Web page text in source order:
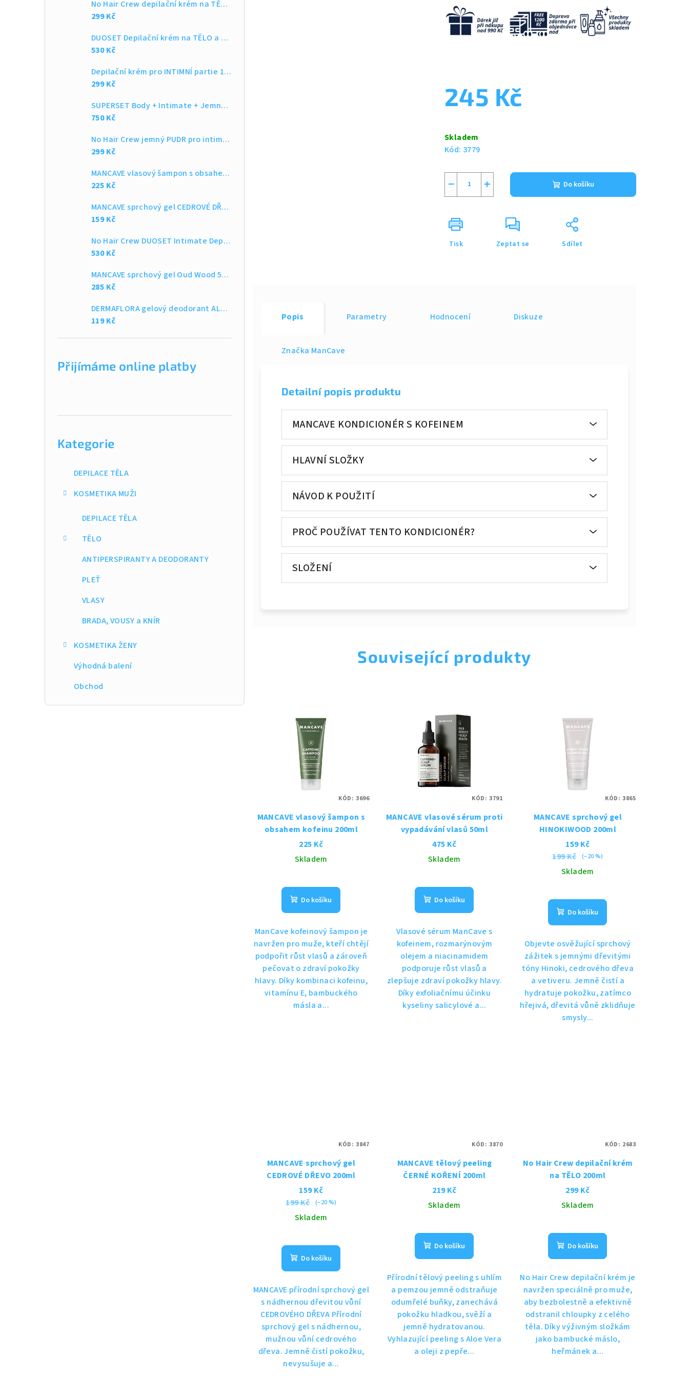
No Hair Crew depilační krém na TĚLO 200ml
299 Kč
DUOSET Depilační krém na TĚLO a Depilační krém na INTIMNÍ partie
530 Kč
Depilační krém pro INTIMNÍ partie 100 ml
299 Kč
SUPERSET Body + Intimate + Jemný Pudr
750 Kč
No Hair Crew jemný PUDR pro intimní místa 100g
299 Kč
MANCAVE vlasový šampon s obsahem kofeinu 200ml
225 Kč
MANCAVE sprchový gel CEDROVÉ DŘEVO 200ml
159 Kč
No Hair Crew DUOSET Intimate Depilační krém a Intimate tekutý pudr na tělo a intimní partie
530 Kč
MANCAVE sprchový gel Oud Wood 500ml
285 Kč
DERMAFLORA gelový deodorant ALOE VERA
119 Kč
Přijímáme online platby
Kategorie
DEPILACE TĚLA
KOSMETIKA MUŽI
DEPILACE TĚLA
TĚLO
ANTIPERSPIRANTY A DEODORANTY
PLEŤ
VLASY
BRADA, VOUSY a KNÍR
KOSMETIKA ŽENY
Výhodná balení
Obchod
245 Kč
cena:
Skladem
Kód: 3779
+
− Do košíku
Tisk Zeptat se Sdílet
Popis Parametry Hodnocení Diskuze
Značka ManCave
Detailní popis produktu
MANCAVE KONDICIONÉR S KOFEINEM
HLAVNÍ SLOŽKY
NÁVOD K POUŽITÍ
PROČ POUŽÍVAT TENTO KONDICIONÉR?
SLOŽENÍ
Související produkty
MANCAVE vlasový šampon s
obsahem kofeinu 200ml
225 Kč
Skladem
Do košíku
ManCave kofeinový šampon je
navržen pro muže, kteří chtějí
podpořit růst vlasů a zároveň
pečovat o zdraví pokožky
hlavy. Díky kombinaci kofeinu,
vitamínu E, bambuckého
másla a...
KÓD: 3696
MANCAVE vlasové sérum proti
vypadávání vlasů 50ml
475 Kč
Skladem
Do košíku
Vlasové sérum ManCave s
kofeinem, rozmarýnovým
olejem a niacinamidem
podporuje růst vlasů a
zlepšuje zdraví pokožky hlavy.
Díky exfoliačnímu účinku
kyseliny salicylové a...
KÓD: 3791
MANCAVE sprchový gel
HINOKIWOOD 200ml
159 Kč
199 Kč
(–20 %)
Skladem
Do košíku
Objevte osvěžující sprchový
zážitek s jemnými dřevitými
tóny Hinoki, cedrového dřeva
a vetiveru. Jemně čistí a
hydratuje pokožku, zatímco
hřejivá, dřevitá vůně zklidňuje
smysly...
KÓD: 3865
MANCAVE sprchový gel
CEDROVÉ DŘEVO 200ml
159 Kč
199 Kč
(–20 %)
Skladem
Do košíku
MANCAVE přírodní sprchový gel
s nádhernou dřevitou vůní
CEDROVÉHO DŘEVA Přírodní
sprchový gel s nádhernou,
mužnou vůní cedrového
dřeva. Jemně čistí pokožku,
nevysušuje a...
KÓD: 3847
MANCAVE tělový peeling
ČERNÉ KOŘENÍ 200ml
219 Kč
Skladem
Do košíku
Přírodní tělový peeling s uhlím
a pemzou jemně odstraňuje
odumřelé buňky, zanechává
pokožku hladkou, svěží a
jemně hydratovanou.
Vyhlazující peeling s Aloe Vera
a oleji z pepře...
KÓD: 3870
No Hair Crew depilační krém
na TĚLO 200ml
299 Kč
Skladem
hodnocení
produktu
je
5,0
z
hvězdiček.
Do košíku
No Hair Crew depilační krém je
navržen speciálně pro muže,
aby bezbolestně a efektivně
odstranil chloupky z celého
těla. Díky výživným složkám
jako bambucké máslo,
heřmánek a...
KÓD: 2683